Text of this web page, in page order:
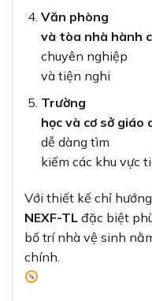
Văn phòng
và tòa nhà hành
chuyên nghiệp
và tiện nghi
Trường
học và cơ sở giáo
dễ dàng tìm
kiếm các khu vực
Với thiết kế chỉ
NEXF-TL đặc biệt
bố trí nhà vệ sinh
chính.